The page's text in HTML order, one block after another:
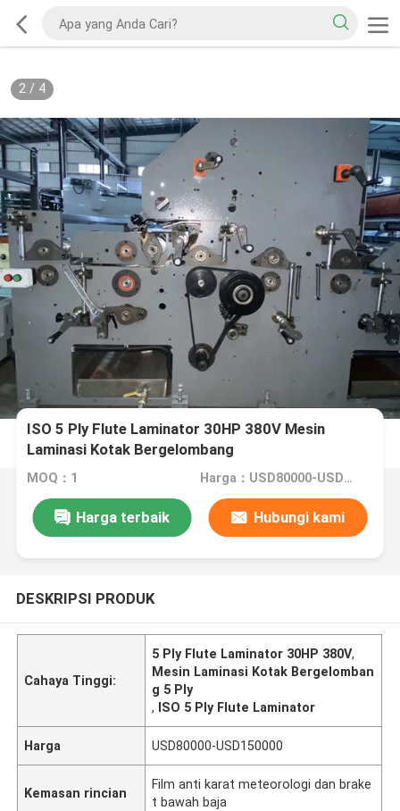
2/ 4
ISO 5 Ply Flute Laminator 30HP 380V Mesin
Laminasi Kotak Bergelombang
MOQ：1 Harga：USD80000-USD150000
Harga terbaik Hubungi kami
DESKRIPSI PRODUK
Cahaya Tinggi:
5 Ply Flute Laminator 30HP 380V,
Mesin Laminasi Kotak Bergelomban
g 5 Ply
, ISO 5 Ply Flute Laminator
Harga USD80000-USD150000
Kemasan rincian
Film anti karat meteorologi dan brake
t bawah baja